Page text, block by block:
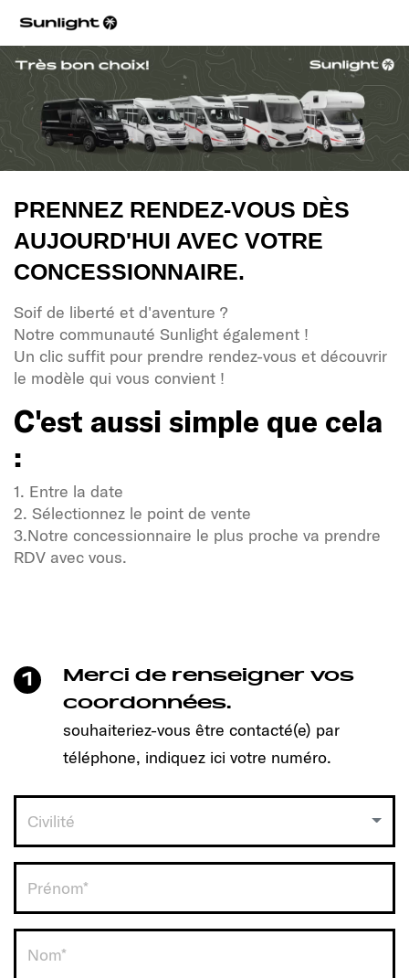
PRENNEZ RENDEZ-VOUS DÈS
AUJOURD'HUI AVEC VOTRE
CONCESSIONNAIRE.
Soif de liberté et d'aventure ?
Notre communauté Sunlight également !
Un clic suffit pour prendre rendez-vous et découvrir
le modèle qui vous convient !
C'est aussi simple que cela
:
1. Entre la date
2. Sélectionnez le point de vente
3.Notre concessionnaire le plus proche va prendre
RDV avec vous.
C'est aussi simple que cela
1. Entre la date
2. Sélectionnez le point de vente
3.Notre concessionnaire le plus proche va prendre
1
Merci de renseigner vos
coordonnées.
souhaiteriez-vous être contacté(e) par
téléphone, indiquez ici votre numéro.
Civilité